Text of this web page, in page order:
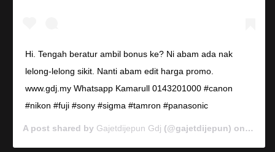
Hi. Tengah beratur ambil bonus ke? Ni abam ada nak
lelong-lelong sikit. Nanti abam edit harga promo.
www.gdj.my Whatsapp Kamarull 0143201000 #canon
#nikon #fuji #sony #sigma #tamron #panasonic
A post shared by Gajetdijepun Gdj (@gajetdijepun) on Jan 7,